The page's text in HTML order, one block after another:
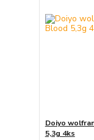
Doiyo
5,3g 4ks